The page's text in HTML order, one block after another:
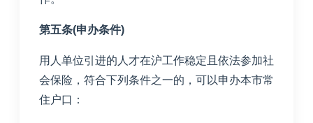
第五条(申办条件)
用人单位引进的人才在沪工作稳定且依法参加社
会保险，符合下列条件之一的，可以申办本市常
住户口：